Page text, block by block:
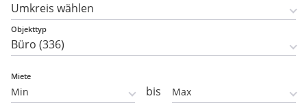
Objekttyp
Miete
bis